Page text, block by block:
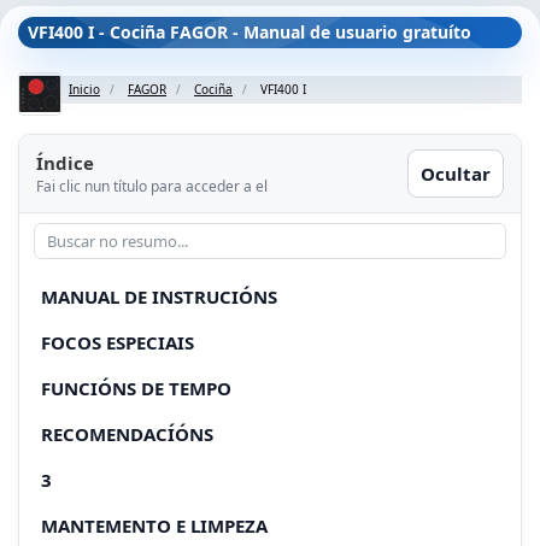
VFI400 I - Cociña FAGOR - Manual de usuario gratuíto
Inicio FAGOR Cociña VFI400 I
Índice
Fai clic nun título para acceder a el
Ocultar
MANUAL DE INSTRUCIÓNS
FOCOS ESPECIAIS
FUNCIÓNS DE TEMPO
RECOMENDACÍÓNS
3
MANTEMENTO E LIMPEZA